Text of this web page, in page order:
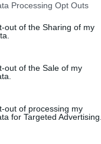
Processing Opt Outs
out of the Sharing of my
out of the Sale of my
out of processing my
for Targeted Advertising.
w tym serwisie mają
Wydawca i redakcja
za efekty ich zastosowania.
i wskazówek zawartych